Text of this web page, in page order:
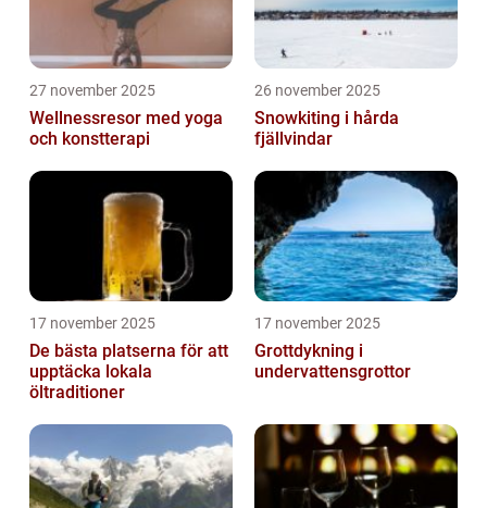
27 november 2025
Wellnessresor med yoga
och konstterapi
26 november 2025
Snowkiting i hårda
fjällvindar
17 november 2025
De bästa platserna för att
upptäcka lokala
öltraditioner
17 november 2025
Grottdykning i
undervattensgrottor